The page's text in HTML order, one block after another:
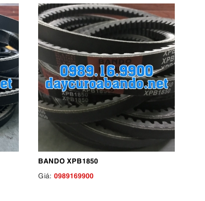
BANDO XPB1850
Giá: 0989169900